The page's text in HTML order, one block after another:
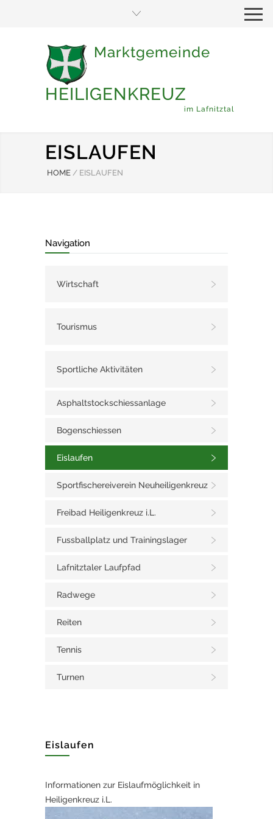
Marktgemeinde
HEILIGENKREUZ
im Lafnitztal
EISLAUFEN
HOME / EISLAUFEN
Navigation
Wirtschaft
Tourismus
Sportliche Aktivitäten
Asphaltstockschiessanlage
Bogenschiessen
Eislaufen
Sportfischereiverein Neuheiligenkreuz
Freibad Heiligenkreuz i.L.
Fussballplatz und Trainingslager
Lafnitztaler Laufpfad
Radwege
Reiten
Tennis
Turnen
Eislaufen
Informationen zur Eislaufmöglichkeit in
Heiligenkreuz i.L.